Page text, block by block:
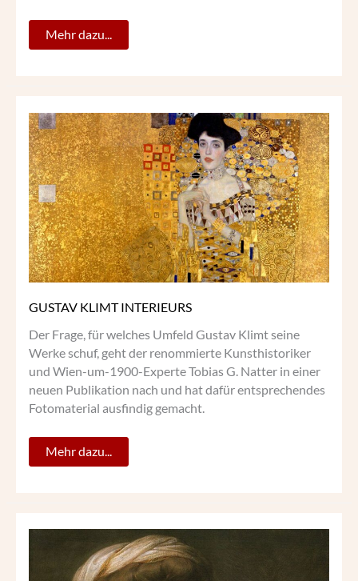
Mehr dazu...
GUSTAV KLIMT INTERIEURS
Der Frage, für welches Umfeld Gustav Klimt seine
Werke schuf, geht der renommierte Kunsthistoriker
und Wien-um-1900-Experte Tobias G. Natter in einer
neuen Publikation nach und hat dafür entsprechendes
Fotomaterial ausfindig gemacht.
GUSTAV
KLIMT
INTERIEURS
Mehr dazu...
ANGELIKA